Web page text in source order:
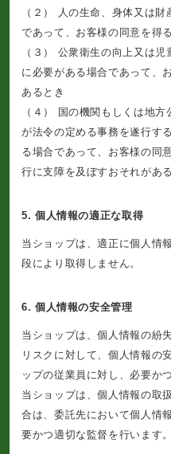
（２） 人の生命、身体又は
であって、お客様の同意を得
（３） 公衆衛生の向上又は
に必要がある場合であって、
あるとき
（４） 国の機関もしくは地
が法令の定める事務を遂行す
る場合であって、お客様の同
行に支障を及ぼすおそれがあ
5. 個人情報の適正な取得
当ショップは、適正に個人情
段により取得しません。
6. 個人情報の安全管理
当ショップは、個人情報の紛
リスクに対して、個人情報の
ップの従業員に対し、必要か
当ショップは、個人情報の取
合は、委託先において個人情
要かつ適切な監督を行います。